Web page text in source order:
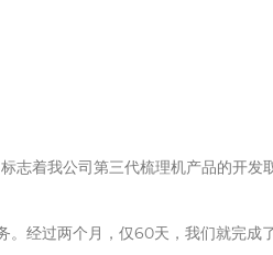
志着我公司第三代梳理机产品的开
。经过两个月，仅60天，我们就完成